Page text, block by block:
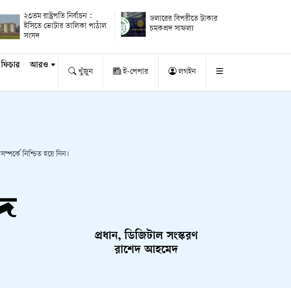
২৩তম রাষ্ট্রপতি নির্বাচন :
ইসিতে ভোটার তালিকা পাঠাল
সংসদ
ডলারের বিপরীতে টাকার
চমকপ্রদ সাফল্য
ফিচার আরও
খুঁজুন ই-পেপার লগইন
নিশ্চিত হয়ে নিন।
প্রধান, ডিজিটাল সংস্করণ
রাশেদ আহমেদ